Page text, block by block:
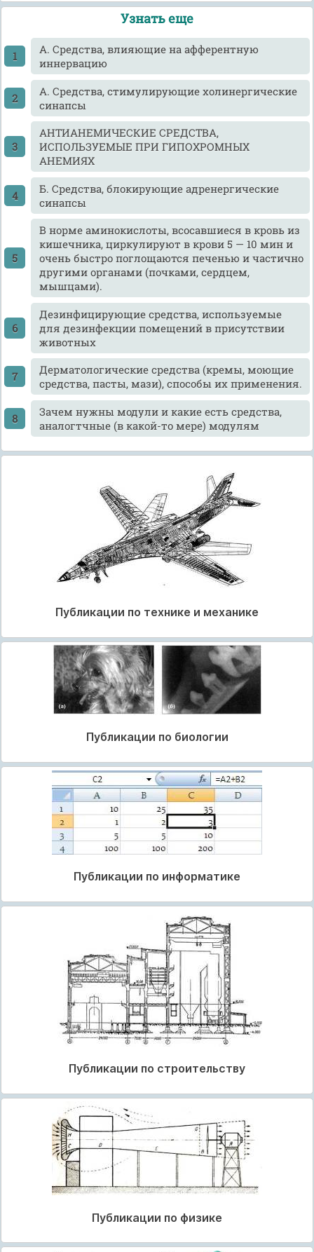
Узнать еще
А. Средства, влияющие на афферентную
иннервацию
А. Средства, стимулирующие холинергические
синапсы
АНТИАНЕМИЧЕСКИЕ СРЕДСТВА,
ИСПОЛЬЗУЕМЫЕ ПРИ ГИПОХРОМНЫХ
АНЕМИЯХ
Б. Средства, блокирующие адренергические
синапсы
В норме аминокислоты, всосавшиеся в кровь из
кишечника, циркулируют в крови 5 — 10 мин и
очень быстро поглощаются печенью и частично
другими органами (почками, сердцем,
мышцами).
Дезинфицирующие средства, используемые
для дезинфекции помещений в присутствии
животных
Дерматологические средства (кремы, моющие
средства, пасты, мази), способы их применения.
Зачем нужны модули и какие есть средства,
аналогтчные (в какой-то мере) модулям
Публикации по технике и механике
Публикации по биологии
Публикации по информатике
Публикации по строительству
Публикации по физике